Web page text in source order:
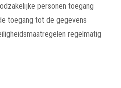
personen toegang
toegang tot de gegevens
regelmatig